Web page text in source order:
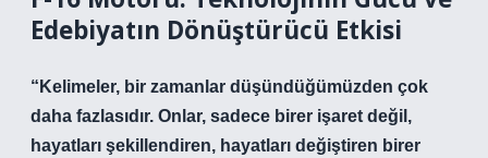
Edebiyatın Dönüştürücü Etkisi
“Kelimeler, bir zamanlar düşündüğümüzden çok
daha fazlasıdır. Onlar, sadece birer işaret değil,
hayatları şekillendiren, hayatları değiştiren birer